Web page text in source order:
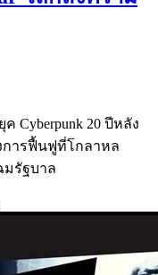
ค Cyberpunk 20 ปีหลัง
การฟื้นฟูที่โกลาหล
มรัฐบาล